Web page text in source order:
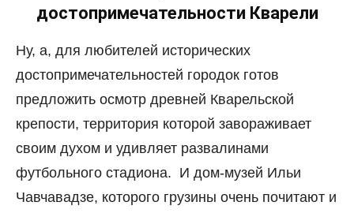
достопримечательности Кварели
Ну, а, для любителей исторических
достопримечательностей городок готов
предложить осмотр древней Кварельской
крепости, территория которой завораживает
своим духом и удивляет развалинами
футбольного стадиона. И дом-музей Ильи
Чавчавадзе, которого грузины очень почитают и